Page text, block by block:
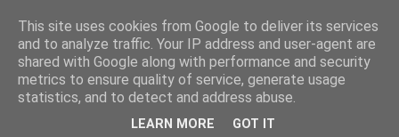
This site uses cookies from Google to deliver its services
and to analyze traffic. Your IP address and user-agent are
shared with Google along with performance and security
metrics to ensure quality of service, generate usage
statistics, and to detect and address abuse.
LEARN MORE GOT IT